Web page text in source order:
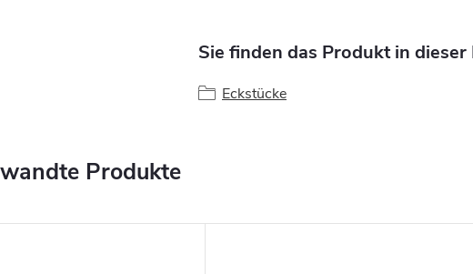
Sie finden das Produkt in dieser
Eckstücke
Produkte